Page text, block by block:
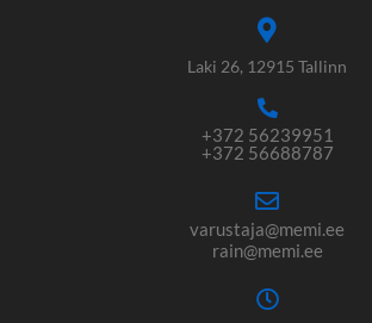
Laki 26, 12915 Tallinn
+372 56239951
+372 56688787
varustaja@memi.ee
rain@memi.ee